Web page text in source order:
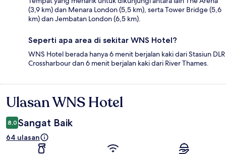
(3,9 km) dan Menara London (5,5 km), serta Tower Bridge (5,6
km) dan Jembatan London (6,5 km).
Seperti apa area di sekitar WNS Hotel?
WNS Hotel berada hanya 6 menit berjalan kaki dari Stasiun DLR
Crossharbour dan 6 menit berjalan kaki dari River Thames.
Ulasan
Ulasan WNS Hotel
8,0 Sangat Baik
64 ulasan